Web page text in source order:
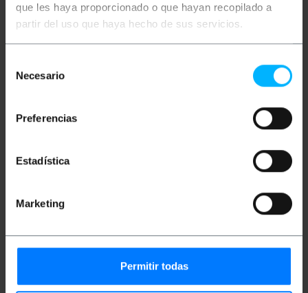
que les haya proporcionado o que hayan recopilado a
partir del uso que haya hecho de sus servicios.
Necesario
Preferencias
Estadística
Marketing
Permitir todas
wysokiej częstotliwości między różnymi
urządzeniami elektronicznymi.
Długość kabla: 2m. kolor czarny.
Waga brutto: 100 g
Wymiary produktu (szerokość x głębokość x
Ilość paczek: 1
Środki w pakiecie: 12.5 x 5.0 x 2.7 cm